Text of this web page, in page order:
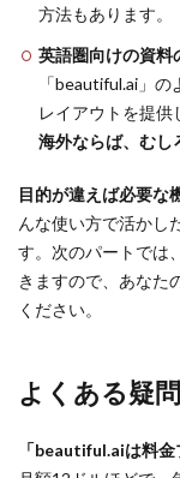
方法もあります。
英語圏向けの資料
「beautiful.ai」
レイアウトを提供
海外ならば、むし
目的が違えば必要な
んな使い方で活かし
す。次のパートでは
きますので、あなた
ください。
よくある疑問
「beautiful.aiは料金